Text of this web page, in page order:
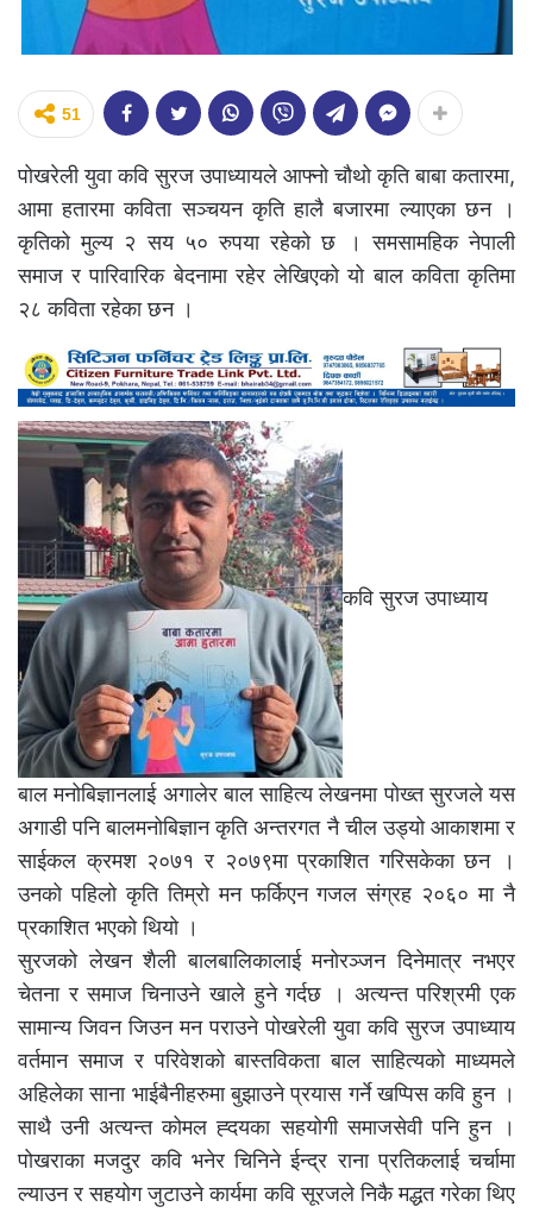
51
पोखरेली युवा कवि सुरज उपाध्यायले आफ्नो चौथो कृति बाबा कतारमा,
आमा हतारमा कविता सञ्चयन कृति हालै बजारमा ल्याएका छन ।
कृतिको मुल्य २ सय ५० रुपया रहेको छ । समसामहिक नेपाली
समाज र पारिवारिक बेदनामा रहेर लेखिएको यो बाल कविता कृतिमा
२८ कविता रहेका छन ।
कवि सुरज उपाध्याय
बाल मनोबिज्ञानलाई अगालेर बाल साहित्य लेखनमा पोख्त सुरजले यस
अगाडी पनि बालमनोबिज्ञान कृति अन्तरगत नै चील उड्यो आकाशमा र
साईकल क्रमश २०७१ र २०७९मा प्रकाशित गरिसकेका छन ।
उनको पहिलो कृति तिम्रो मन फर्किएन गजल संग्रह २०६० मा नै
प्रकाशित भएको थियो ।
सुरजको लेखन शैली बालबालिकालाई मनोरञ्जन दिनेमात्र नभएर
चेतना र समाज चिनाउने खाले हुने गर्दछ । अत्यन्त परिश्रमी एक
सामान्य जिवन जिउन मन पराउने पोखरेली युवा कवि सुरज उपाध्याय
वर्तमान समाज र परिवेशको बास्तविकता बाल साहित्यको माध्यमले
अहिलेका साना भाईबैनीहरुमा बुझाउने प्रयास गर्ने खप्पिस कवि हुन ।
साथै उनी अत्यन्त कोमल ह्दयका सहयोगी समाजसेवी पनि हुन ।
पोखराका मजदुर कवि भनेर चिनिने ईन्द्र राना प्रतिकलाई चर्चामा
ल्याउन र सहयोग जुटाउने कार्यमा कवि सूरजले निकै मद्धत गरेका थिए